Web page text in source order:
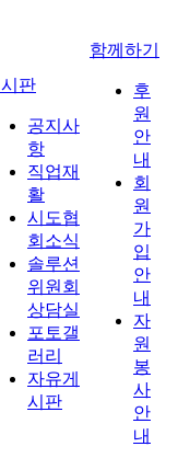
판
공지사
항
직업재
활
시도협
회소식
솔루션
위원회
상담실
포토갤
러리
자유게
시판
함께하기
후
원
안
내
회
원
가
입
안
내
자
원
봉
사
안
내